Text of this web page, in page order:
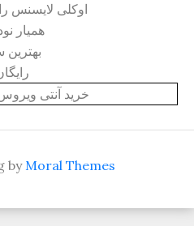
اوکلی لایسنس
همیار نود
بهترین
خرید آنتی
byMoral Themes